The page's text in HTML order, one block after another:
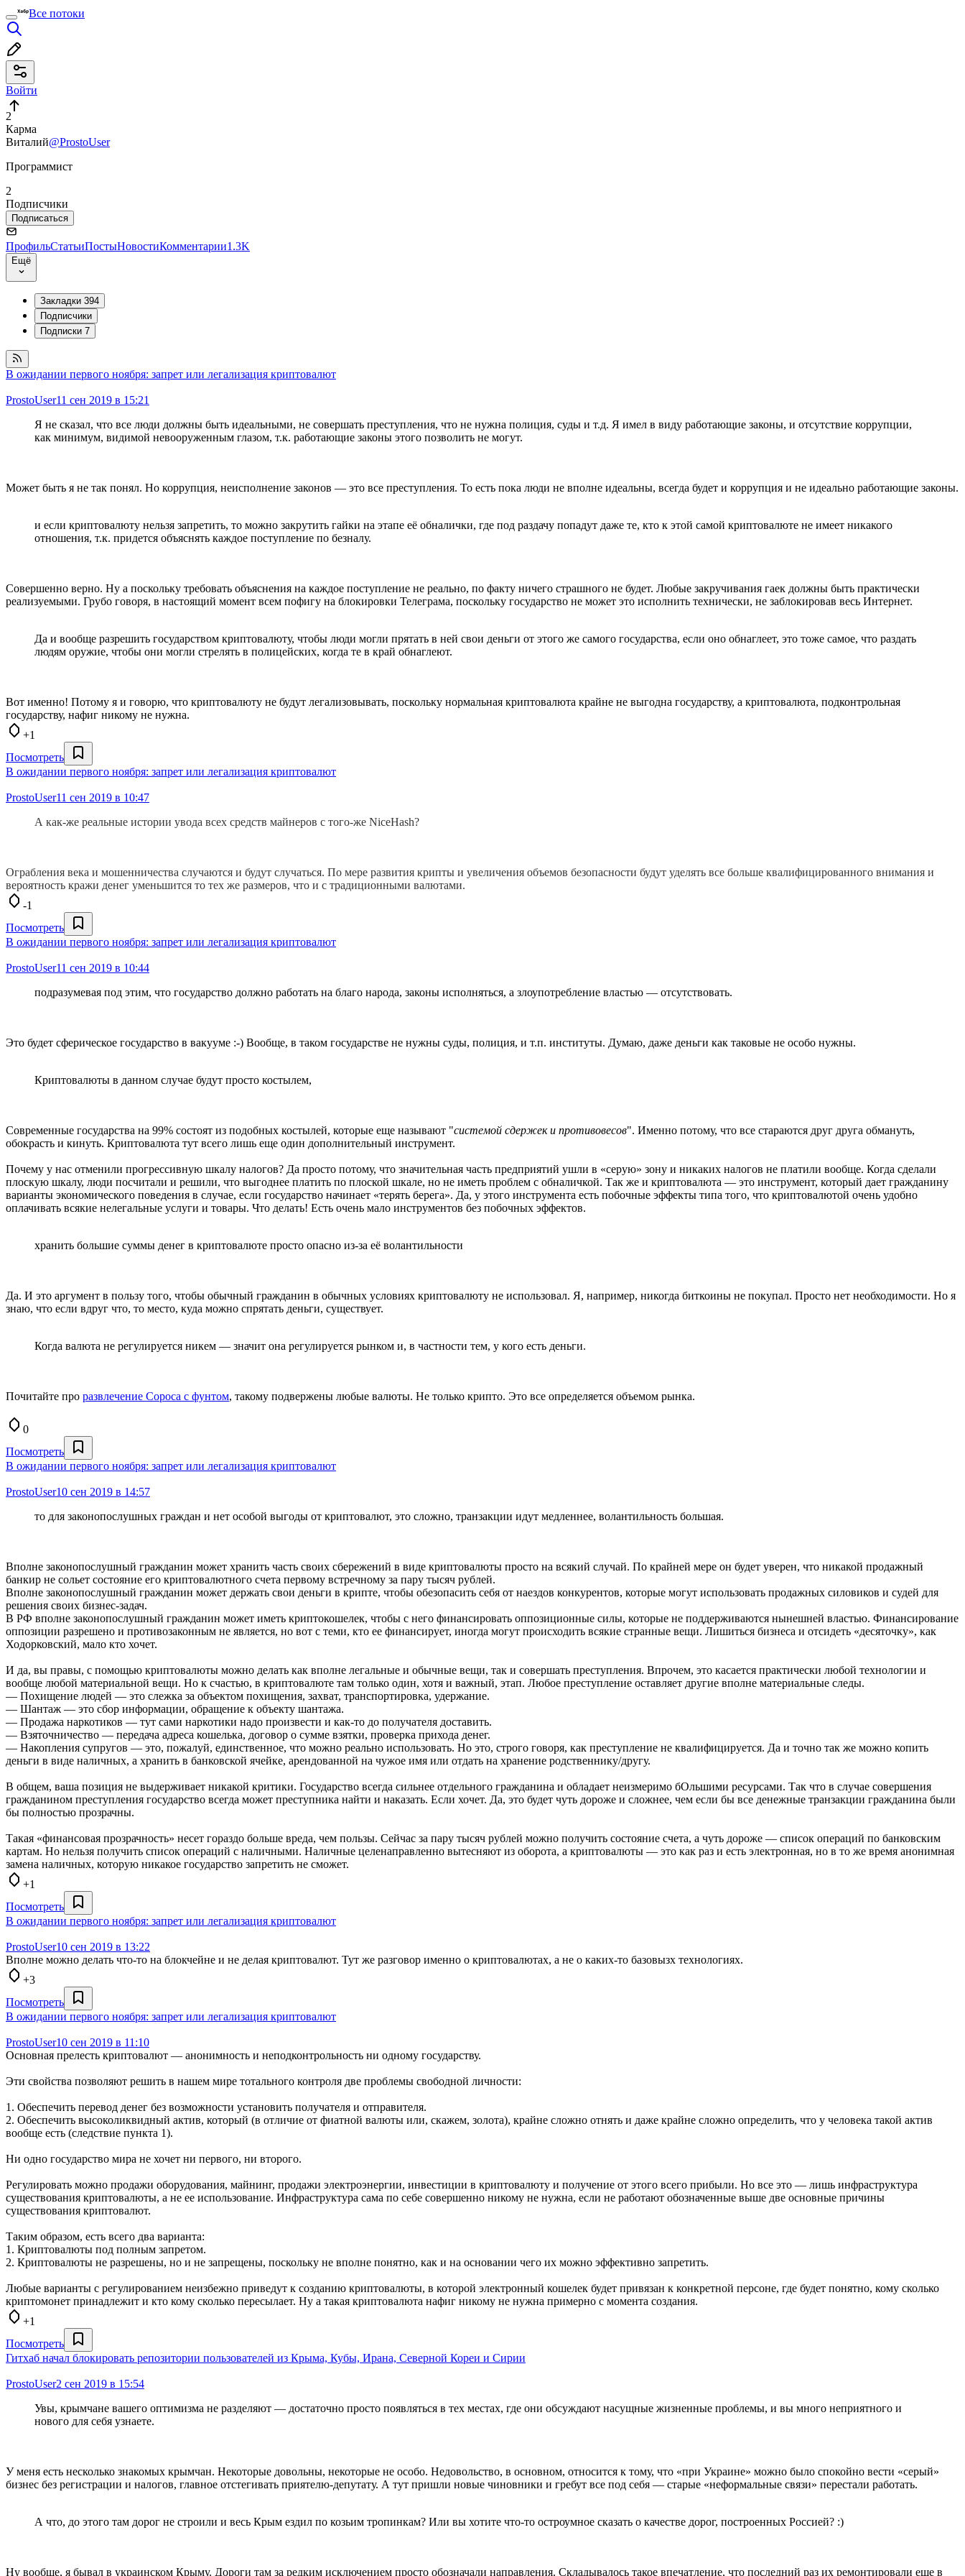
Все потоки
Войти
2
Карма
Виталий@ProstoUser
Программист
2
Подписчики
Подписаться
ПрофильСтатьиПостыНовостиКомментарии1.3K
Ещё
Закладки 394
Подписчики
Подписки 7
В ожидании первого ноября: запрет или легализация криптовалют
ProstoUser11 сен 2019 в 15:21
Я не сказал, что все люди должны быть идеальными, не совершать преступления, что не нужна полиция, суды и т.д. Я имел в виду работающие законы, и отсутствие коррупции,
как минимум, видимой невооруженным глазом, т.к. работающие законы этого позволить не могут.
Может быть я не так понял. Но коррупция, неисполнение законов — это все преступления. То есть пока люди не вполне идеальны, всегда будет и коррупция и не идеально работающие законы.
и если криптовалюту нельзя запретить, то можно закрутить гайки на этапе её обналички, где под раздачу попадут даже те, кто к этой самой криптовалюте не имеет никакого
отношения, т.к. придется объяснять каждое поступление по безналу.
Совершенно верно. Ну а поскольку требовать объяснения на каждое поступление не реально, по факту ничего страшного не будет. Любые закручивания гаек должны быть практически
реализуемыми. Грубо говоря, в настоящий момент всем пофигу на блокировки Телеграма, поскольку государство не может это исполнить технически, не заблокировав весь Интернет.
Да и вообще разрешить государством криптовалюту, чтобы люди могли прятать в ней свои деньги от этого же самого государства, если оно обнаглеет, это тоже самое, что раздать
людям оружие, чтобы они могли стрелять в полицейских, когда те в край обнаглеют.
Вот именно! Потому я и говорю, что криптовалюту не будут легализовывать, поскольку нормальная криптовалюта крайне не выгодна государству, а криптовалюта, подконтрольная
государству, нафиг никому не нужна.
+1
Посмотреть
В ожидании первого ноября: запрет или легализация криптовалют
ProstoUser11 сен 2019 в 10:47
А как-же реальные истории увода всех средств майнеров с того-же NiceHash?
Ограбления века и мошенничества случаются и будут случаться. По мере развития крипты и увеличения объемов безопасности будут уделять все больше квалифицированного внимания и
вероятность кражи денег уменьшится то тех же размеров, что и с традиционными валютами.
-1
Посмотреть
В ожидании первого ноября: запрет или легализация криптовалют
ProstoUser11 сен 2019 в 10:44
подразумевая под этим, что государство должно работать на благо народа, законы исполняться, а злоупотребление властью — отсутствовать.
Это будет сферическое государство в вакууме :-) Вообще, в таком государстве не нужны суды, полиция, и т.п. институты. Думаю, даже деньги как таковые не особо нужны.
Криптовалюты в данном случае будут просто костылем,
Современные государства на 99% состоят из подобных костылей, которые еще называют "системой сдержек и противовесов". Именно потому, что все стараются друг друга обмануть,
обокрасть и кинуть. Криптовалюта тут всего лишь еще один дополнительный инструмент.
Почему у нас отменили прогрессивную шкалу налогов? Да просто потому, что значительная часть предприятий ушли в «серую» зону и никаких налогов не платили вообще. Когда сделали
плоскую шкалу, люди посчитали и решили, что выгоднее платить по плоской шкале, но не иметь проблем с обналичкой. Так же и криптовалюта — это инструмент, который дает гражданину
варианты экономического поведения в случае, если государство начинает «терять берега». Да, у этого инструмента есть побочные эффекты типа того, что криптовалютой очень удобно
оплачивать всякие нелегальные услуги и товары. Что делать! Есть очень мало инструментов без побочных эффектов.
хранить большие суммы денег в криптовалюте просто опасно из-за её волантильности
Да. И это аргумент в пользу того, чтобы обычный гражданин в обычных условиях криптовалюту не использовал. Я, например, никогда биткоины не покупал. Просто нет необходимости. Но я
знаю, что если вдруг что, то место, куда можно спрятать деньги, существует.
Когда валюта не регулируется никем — значит она регулируется рынком и, в частности тем, у кого есть деньги.
Почитайте про развлечение Сороса с фунтом, такому подвержены любые валюты. Не только крипто. Это все определяется объемом рынка.
0
Посмотреть
В ожидании первого ноября: запрет или легализация криптовалют
ProstoUser10 сен 2019 в 14:57
то для законопослушных граждан и нет особой выгоды от криптовалют, это сложно, транзакции идут медленнее, волантильность большая.
Вполне законопослушный гражданин может хранить часть своих сбережений в виде криптовалюты просто на всякий случай. По крайней мере он будет уверен, что никакой продажный
банкир не сольет состояние его криптовалютного счета первому встречному за пару тысяч рублей.
Вполне законопослушный гражданин может держать свои деньги в крипте, чтобы обезопасить себя от наездов конкурентов, которые могут использовать продажных силовиков и судей для
решения своих бизнес-задач.
В РФ вполне законопослушный гражданин может иметь криптокошелек, чтобы с него финансировать оппозиционные силы, которые не поддерживаются нынешней властью. Финансирование
оппозиции разрешено и противозаконным не является, но вот с теми, кто ее финансирует, иногда могут происходить всякие странные вещи. Лишиться бизнеса и отсидеть «десяточку», как
Ходорковский, мало кто хочет.
И да, вы правы, с помощью криптовалюты можно делать как вполне легальные и обычные вещи, так и совершать преступления. Впрочем, это касается практически любой технологии и
вообще любой материальной вещи. Но к счастью, в криптовалюте там только один, хотя и важный, этап. Любое преступление оставляет другие вполне материальные следы.
— Похищение людей — это слежка за объектом похищения, захват, транспортировка, удержание.
— Шантаж — это сбор информации, обращение к объекту шантажа.
— Продажа наркотиков — тут сами наркотики надо произвести и как-то до получателя доставить.
— Взяточничество — передача адреса кошелька, договор о сумме взятки, проверка прихода денег.
— Накопления супругов — это, пожалуй, единственное, что можно реально использовать. Но это, строго говоря, как преступление не квалифицируется. Да и точно так же можно копить
деньги в виде наличных, а хранить в банковской ячейке, арендованной на чужое имя или отдать на хранение родственнику/другу.
В общем, ваша позиция не выдерживает никакой критики. Государство всегда сильнее отдельного гражданина и обладает неизмеримо бОльшими ресурсами. Так что в случае совершения
гражданином преступления государство всегда может преступника найти и наказать. Если хочет. Да, это будет чуть дороже и сложнее, чем если бы все денежные транзакции гражданина были
бы полностью прозрачны.
Такая «финансовая прозрачность» несет гораздо больше вреда, чем пользы. Сейчас за пару тысяч рублей можно получить состояние счета, а чуть дороже — список операций по банковским
картам. Но нельзя получить список операций с наличными. Наличные целенаправленно вытесняют из оборота, а криптовалюты — это как раз и есть электронная, но в то же время анонимная
замена наличных, которую никакое государство запретить не сможет.
+1
Посмотреть
В ожидании первого ноября: запрет или легализация криптовалют
ProstoUser10 сен 2019 в 13:22
Вполне можно делать что-то на блокчейне и не делая криптовалют. Тут же разговор именно о криптовалютах, а не о каких-то базовызх технологиях.
+3
Посмотреть
В ожидании первого ноября: запрет или легализация криптовалют
ProstoUser10 сен 2019 в 11:10
Основная прелесть криптовалют — анонимность и неподконтрольность ни одному государству.
Эти свойства позволяют решить в нашем мире тотального контроля две проблемы свободной личности:
1. Обеспечить перевод денег без возможности установить получателя и отправителя.
2. Обеспечить высоколиквидный актив, который (в отличие от фиатной валюты или, скажем, золота), крайне сложно отнять и даже крайне сложно определить, что у человека такой актив
вообще есть (следствие пункта 1).
Ни одно государство мира не хочет ни первого, ни второго.
Регулировать можно продажи оборудования, майнинг, продажи электроэнергии, инвестиции в криптовалюту и получение от этого всего прибыли. Но все это — лишь инфраструктура
существования криптовалюты, а не ее использование. Инфраструктура сама по себе совершенно никому не нужна, если не работают обозначенные выше две основные причины
существования криптовалют.
Таким образом, есть всего два варианта:
1. Криптовалюты под полным запретом.
2. Криптовалюты не разрешены, но и не запрещены, поскольку не вполне понятно, как и на основании чего их можно эффективно запретить.
Любые варианты с регулированием неизбежно приведут к созданию криптовалюты, в которой электронный кошелек будет привязан к конкретной персоне, где будет понятно, кому сколько
криптомонет принадлежит и кто кому сколько пересылает. Ну а такая криптовалюта нафиг никому не нужна примерно с момента создания.
+1
Посмотреть
Гитхаб начал блокировать репозитории пользователей из Крыма, Кубы, Ирана, Северной Кореи и Сирии
ProstoUser2 сен 2019 в 15:54
Увы, крымчане вашего оптимизма не разделяют — достаточно просто появляться в тех местах, где они обсуждают насущные жизненные проблемы, и вы много неприятного и
нового для себя узнаете.
У меня есть несколько знакомых крымчан. Некоторые довольны, некоторые не особо. Недовольство, в основном, относится к тому, что «при Украине» можно было спокойно вести «серый»
бизнес без регистрации и налогов, главное отстегивать приятелю-депутату. А тут пришли новые чиновники и гребут все под себя — старые «неформальные связи» перестали работать.
А что, до этого там дорог не строили и весь Крым ездил по козьим тропинкам? Или вы хотите что-то остроумное сказать о качестве дорог, построенных Россией? :)
Ну вообще, я бывал в украинском Крыму. Дороги там за редким исключением просто обозначали направления. Складывалось такое впечатление, что последний раз их ремонтировали еще в